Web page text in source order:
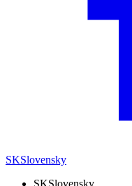
SKSlovensky
SKSlovensky